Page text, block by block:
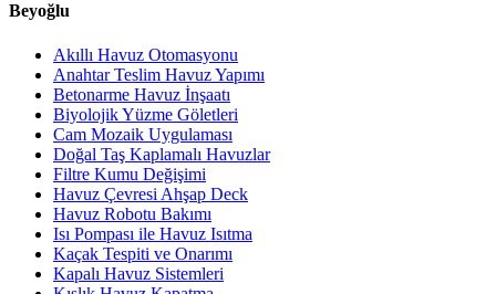
Beyoğlu
Akıllı Havuz Otomasyonu
Anahtar Teslim Havuz Yapımı
Betonarme Havuz İnşaatı
Biyolojik Yüzme Göletleri
Cam Mozaik Uygulaması
Doğal Taş Kaplamalı Havuzlar
Filtre Kumu Değişimi
Havuz Çevresi Ahşap Deck
Havuz Robotu Bakımı
Isı Pompası ile Havuz Isıtma
Kaçak Tespiti ve Onarımı
Kapalı Havuz Sistemleri